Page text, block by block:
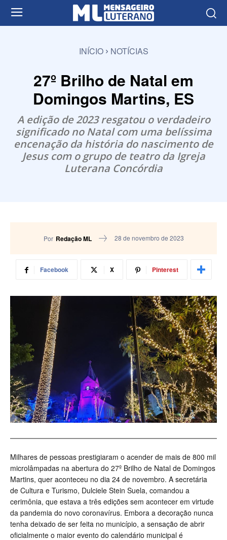
INÍCIO NOTÍCIAS
27º Brilho de Natal em
Domingos Martins, ES
A edição de 2023 resgatou o verdadeiro
significado no Natal com uma belíssima
encenação da história do nascimento de
Jesus com o grupo de teatro da Igreja
Luterana Concórdia
Por Redação ML 28 de novembro de 2023
Facebook X Pinterest
Milhares de pessoas prestigiaram o acender de mais de 800 mil
microlâmpadas na abertura do 27º Brilho de Natal de Domingos
Martins, quer aconteceu no dia 24 de novembro. A secretária
de Cultura e Turismo, Dulciele Stein Suela, comandou a
cerimônia, que estava a três edições sem acontecer em virtude
da pandemia do novo coronavírus. Embora a decoração nunca
tenha deixado de ser feita no município, a sensação de abrir
oficialmente o maior evento do calendário municipal é